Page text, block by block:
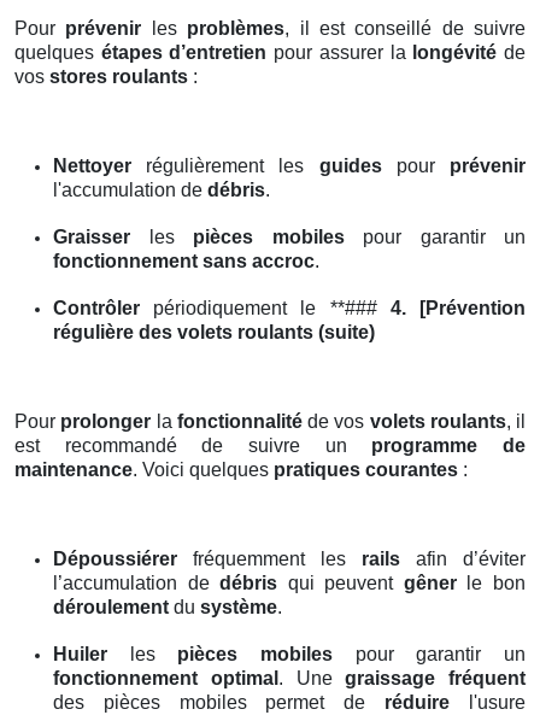
Pour prévenir les problèmes, il est conseillé de suivre
quelques étapes d’entretien pour assurer la longévité de
vos stores roulants :
Nettoyer régulièrement les guidespour prévenir
l'accumulation de débris.
Graisser les pièces mobilespour garantir un
fonctionnement sans accroc.
Contrôler périodiquement le **### 4. [Prévention
régulière des volets roulants (suite)
Pour prolonger la fonctionnalitéde vos volets roulants, il
est recommandé de suivre un programme de
maintenance. Voici quelques pratiques courantes :
Dépoussiérer fréquemment les rails afin d’éviter
l’accumulation dedébris qui peuvent gênerle bon
déroulement du système.
Huiler les pièces mobiles pour garantir un
fonctionnement optimal . Unegraissage fréquent
des pièces mobiles permet de réduire l'usure